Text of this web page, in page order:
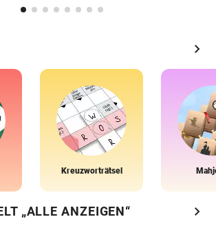
chevron_right
Kreuzworträtsel
„ALLE ANZEIGEN“ chevron_right